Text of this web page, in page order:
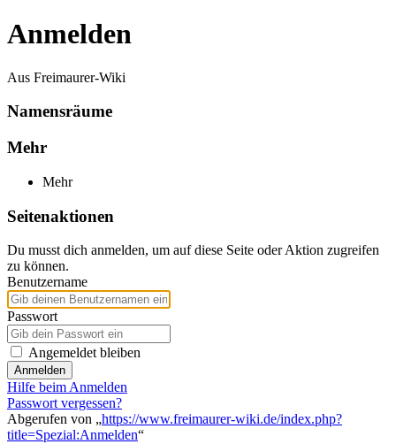
Anmelden
Aus Freimaurer-Wiki
Namensräume
Mehr
Mehr
Seitenaktionen
Du musst dich anmelden, um auf diese Seite oder Aktion zugreifen
zu können.
Benutzername
Passwort
Angemeldet bleiben
Anmelden
Hilfe beim Anmelden
Passwort vergessen?
Abgerufen von „https://www.freimaurer-wiki.de/index.php?
title=Spezial:Anmelden“